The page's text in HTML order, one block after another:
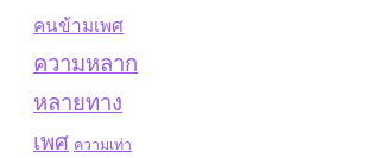
คนข้ามเพศ
ความหลาก
หลายทาง
เพศ ความเท่า